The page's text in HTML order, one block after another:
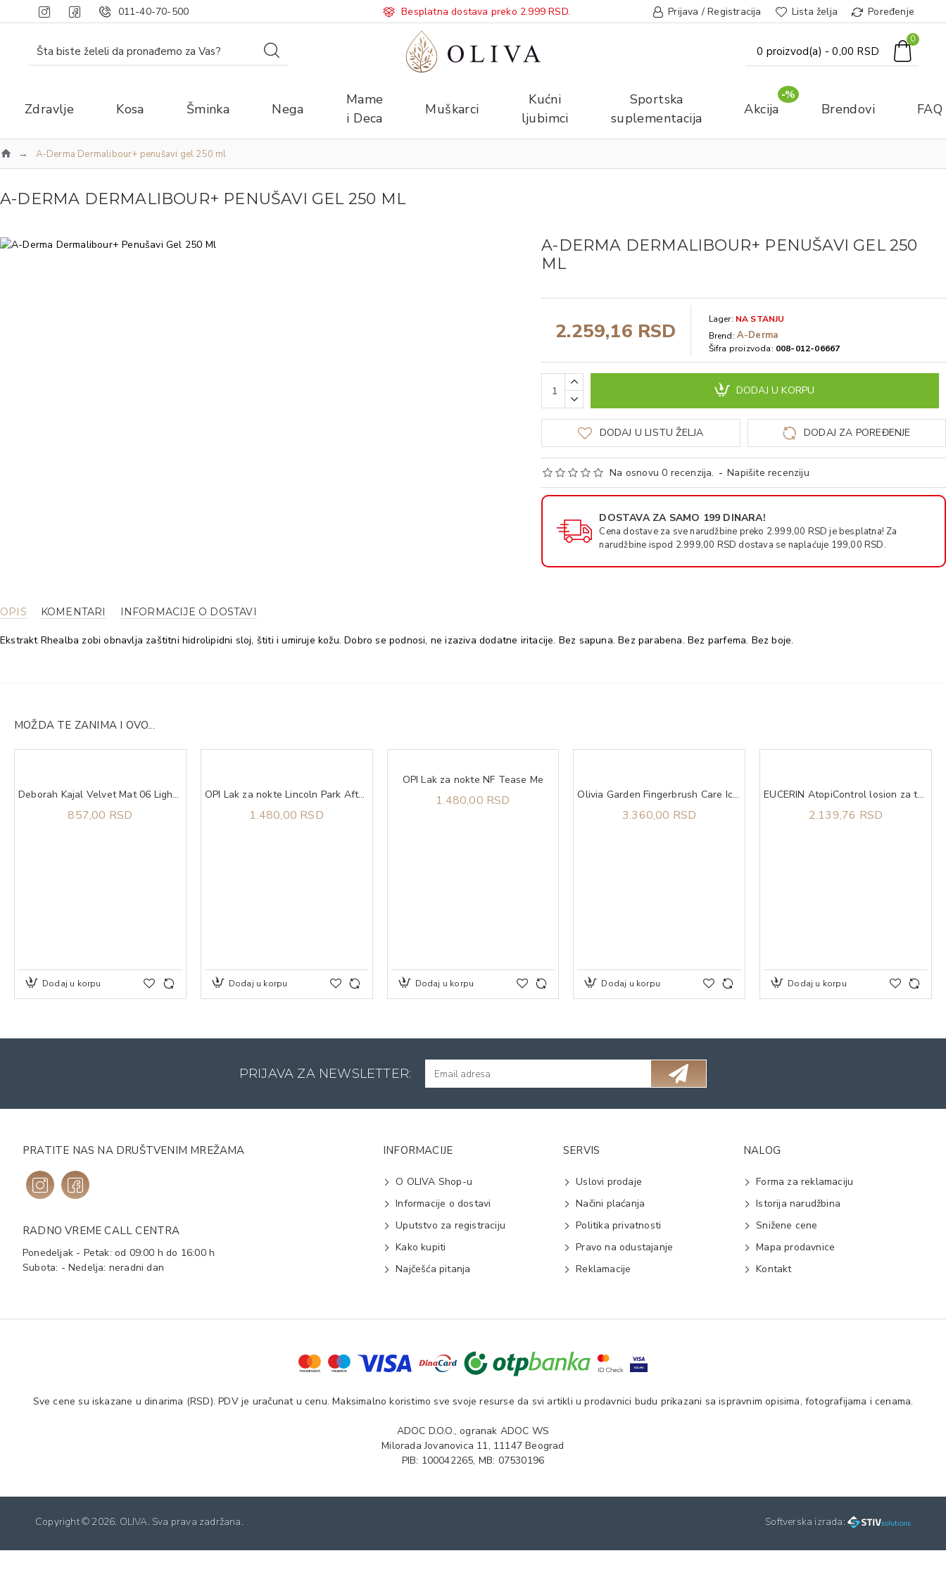
011-40-70-500 Besplatna dostava preko 2.999 RSD. Prijava / Registracija Lista želja Poređenje
0 proizvod(a) - 0,00 RSD
0
Zdravlje Kosa Šminka Nega
Mame
i Deca
Muškarci
Kućni
ljubimci
Sportska
suplementacija
Akcija
-%
Brendovi FAQ
A-Derma Dermalibour+ penušavi gel 250 ml
A-DERMA DERMALIBOUR+ PENUŠAVI GEL 250 ML
A-DERMA DERMALIBOUR+ PENUŠAVI GEL 250
ML
Na osnovu 0 recenzija. - Napišite recenziju
2.259,16 RSD Lager: NA STANJU
Brend: A-Derma
Šifra proizvoda: 008-012-06667
DODAJ U KORPU
DODAJ U LISTU ŽELJA DODAJ ZA POREĐENJE
DOSTAVA ZA SAMO 199 DINARA!
Cena dostave za sve narudžbine preko 2.999,00 RSD je besplatna! Za
narudžbine ispod 2.999,00 RSD dostava se naplaćuje 199,00 RSD.
OPIS KOMENTARI INFORMACIJE O DOSTAVI
Ekstrakt Rhealba zobi obnavlja zaštitni hidrolipidni sloj, štiti i umiruje kožu. Dobro se podnosi, ne izaziva dodatne iritacije. Bez sapuna. Bez parabena. Bez parfema. Bez boje.
MOŽDA TE ZANIMA I OVO...
Deborah Kajal Velvet Mat 06 Light Blue
857,00 RSD
Dodaj u korpu
OPI Lak za nokte Lincoln Park After Dark
1.480,00 RSD
Dodaj u korpu
OPI Lak za nokte NF Tease Me
1.480,00 RSD
Dodaj u korpu
Olivia Garden Fingerbrush Care Iconic Boar&Nylon Pastel Pink L
3.360,00 RSD
Dodaj u korpu
EUCERIN AtopiControl losion za telo 250ml
2.139,76 RSD
Dodaj u korpu
PRIJAVA ZA NEWSLETTER:
PRATITE NAS NA DRUŠTVENIM MREŽAMA
RADNO VREME CALL CENTRA
Ponedeljak - Petak: od 09:00 h do 16:00 h
Subota: - Nedelja: neradni dan
INFORMACIJE
O OLIVA Shop-u
Informacije o dostavi
Uputstvo za registraciju
Kako kupiti
Najčešća pitanja
SERVIS
Uslovi prodaje
Načini plaćanja
Politika privatnosti
Pravo na odustajanje
Reklamacije
NALOG
Forma za reklamaciju
Istorija narudžbina
Snižene cene
Mapa prodavnice
Kontakt
Sve cene su iskazane u dinarima (RSD). PDV je uračunat u cenu. Maksimalno koristimo sve svoje resurse da svi artikli u prodavnici budu prikazani sa ispravnim opisima, fotografijama i cenama.
ADOC D.O.O., ogranak ADOC WS
Milorada Jovanovica 11, 11147 Beograd
PIB: 100042265, MB: 07530196
Copyright © 2026. OLIVA. Sva prava zadržana. Softverska izrada: